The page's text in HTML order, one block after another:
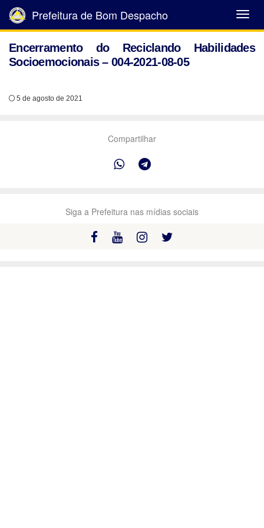
Abrir
Menu
Prefeitura de Bom Despacho
Encerramento do Reciclando Habilidades
Socioemocionais – 004-2021-08-05
5 de agosto de 2021
Compartilhar
Siga a Prefeitura nas mídias sociais